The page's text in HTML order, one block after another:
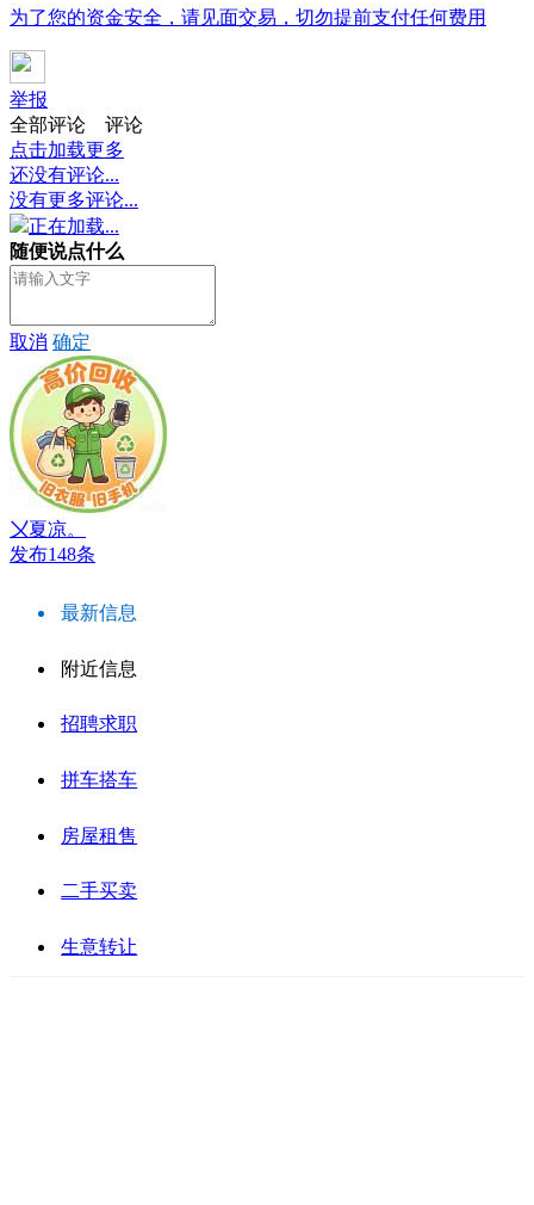
为了您的资金安全，请见面交易，切勿提前支付任何费用
举报
全部评论
评论
点击加载更多
还没有评论...
没有更多评论...
正在加载...
随便说点什么
取消 确定
〤夏凉。
发布148条
最新信息
附近信息
招聘求职
拼车搭车
房屋租售
二手买卖
生意转让